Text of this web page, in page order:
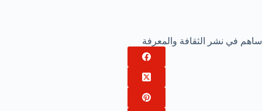
ساهم في نشر الثقافة والمعرفة